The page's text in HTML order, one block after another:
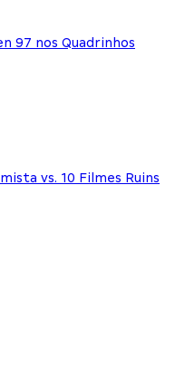
97 nos Quadrinhos
vs. 10 Filmes Ruins